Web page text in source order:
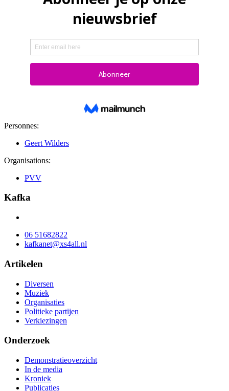
Personnes:
Geert Wilders
Organisations:
PVV
Kafka
06 51682822
kafkanet@xs4all.nl
Artikelen
Diversen
Muziek
Organisaties
Politieke partijen
Verkiezingen
Onderzoek
Demonstratieoverzicht
In de media
Kroniek
Publicaties